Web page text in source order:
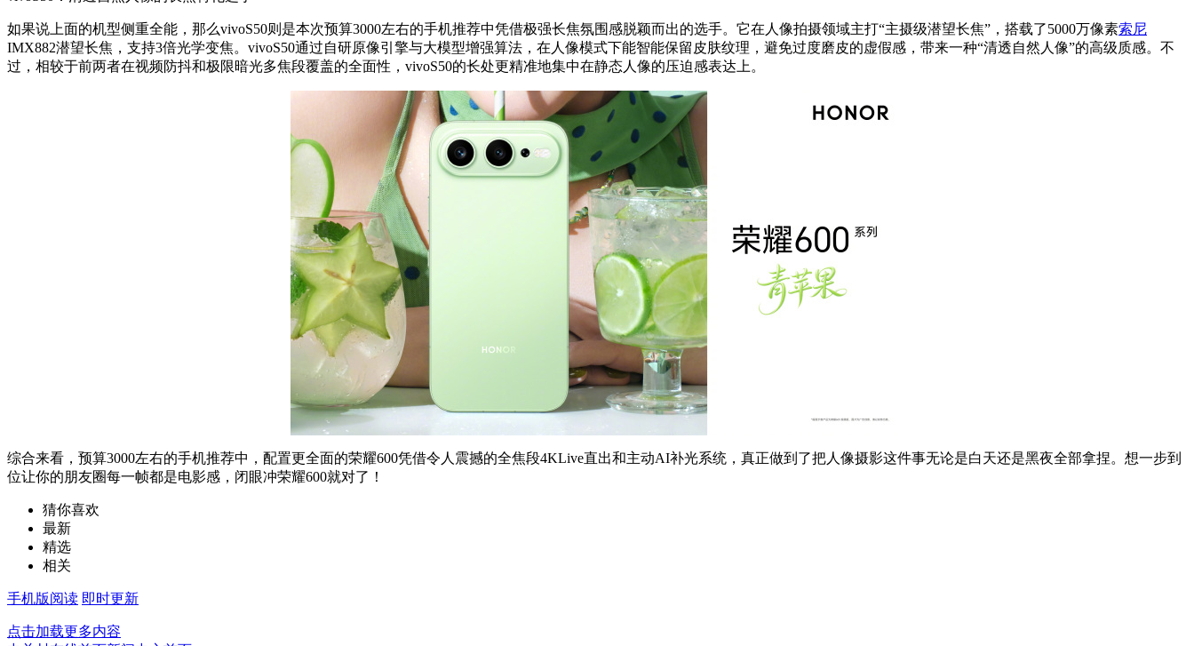
如果说上面的机型侧重全能，那么vivoS50则是本次预算3000左右的手机推荐中凭借极强长焦氛围感脱颖而出的选手。它在人像拍摄领域主打“主摄级潜望长焦”，搭载了5000万像素索尼
IMX882潜望长焦，支持3倍光学变焦。vivoS50通过自研原像引擎与大模型增强算法，在人像模式下能智能保留皮肤纹理，避免过度磨皮的虚假感，带来一种“清透自然人像”的高级质感。不
过，相较于前两者在视频防抖和极限暗光多焦段覆盖的全面性，vivoS50的长处更精准地集中在静态人像的压迫感表达上。
综合来看，预算3000左右的手机推荐中，配置更全面的荣耀600凭借令人震撼的全焦段4KLive直出和主动AI补光系统，真正做到了把人像摄影这件事无论是白天还是黑夜全部拿捏。想一步到
位让你的朋友圈每一帧都是电影感，闭眼冲荣耀600就对了！
猜你喜欢
最新
精选
相关
手机版阅读 即时更新
点击加载更多内容